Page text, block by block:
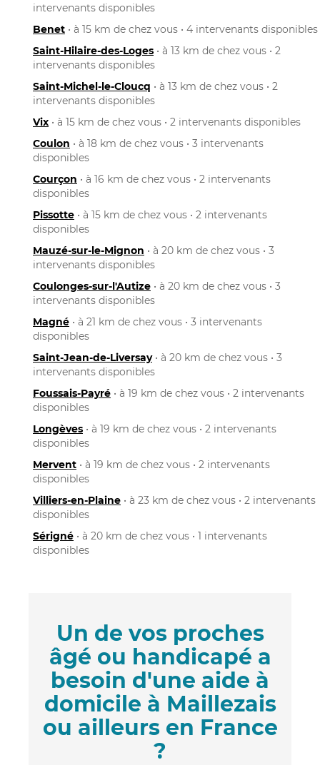
intervenants disponibles
Benet • à 15 km de chez vous • 4 intervenants disponibles
Saint-Hilaire-des-Loges • à 13 km de chez vous • 2
intervenants disponibles
Saint-Michel-le-Cloucq • à 13 km de chez vous • 2
intervenants disponibles
Vix • à 15 km de chez vous • 2 intervenants disponibles
Coulon • à 18 km de chez vous • 3 intervenants
disponibles
Courçon • à 16 km de chez vous • 2 intervenants
disponibles
Pissotte • à 15 km de chez vous • 2 intervenants
disponibles
Mauzé-sur-le-Mignon • à 20 km de chez vous • 3
intervenants disponibles
Coulonges-sur-l'Autize • à 20 km de chez vous • 3
intervenants disponibles
Magné • à 21 km de chez vous • 3 intervenants
disponibles
Saint-Jean-de-Liversay• à 20 km de chez vous • 3
intervenants disponibles
Foussais-Payré • à 19 km de chez vous • 2 intervenants
disponibles
Longèves • à 19 km de chez vous • 2 intervenants
disponibles
Mervent • à 19 km de chez vous • 2 intervenants
disponibles
Villiers-en-Plaine • à 23 km de chez vous • 2 intervenants
disponibles
Sérigné • à 20 km de chez vous • 1 intervenants
disponibles
Un de vos proches
âgé ou handicapé a
besoin d'une aide à
domicile à Maillezais
ou ailleurs en France
?